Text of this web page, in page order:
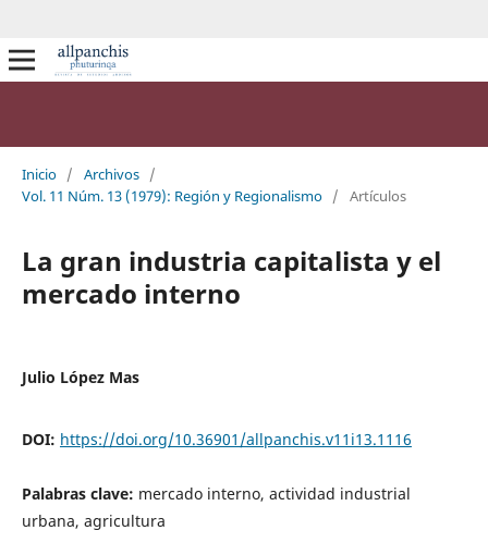
Inicio / Archivos /
Vol. 11 Núm. 13 (1979): Región y Regionalismo / Artículos
La gran industria capitalista y el
mercado interno
Julio López Mas
DOI: https://doi.org/10.36901/allpanchis.v11i13.1116
Palabras clave: mercado interno, actividad industrial
urbana, agricultura